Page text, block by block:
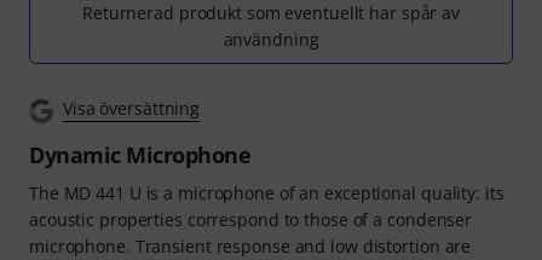
Returnerad produkt som eventuellt har spår av
användning
Visa översättning
Dynamic Microphone
The MD 441 U is a microphone of an exceptional quality: its
acoustic properties correspond to those of a condenser
microphone. Transient response and low distortion are